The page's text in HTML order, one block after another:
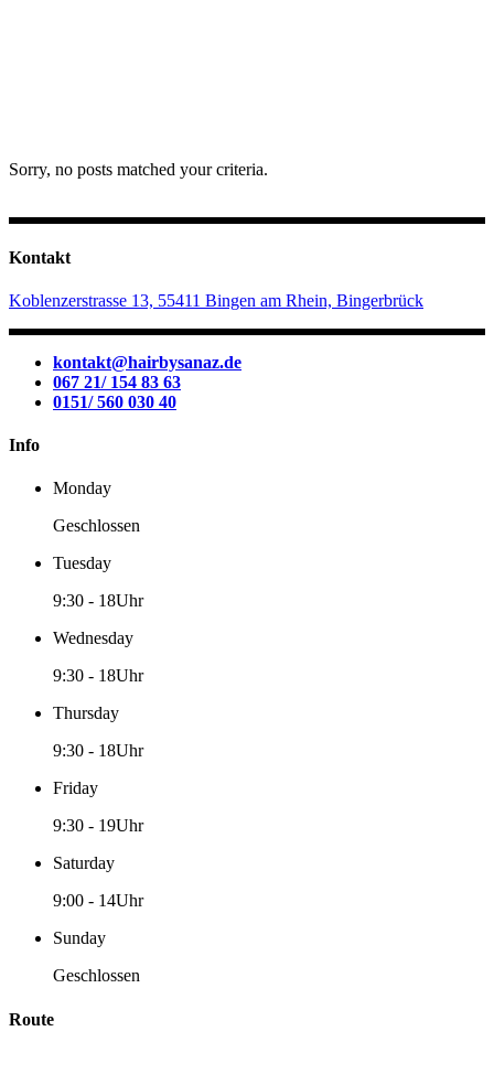
Sorry, no posts matched your criteria.
Kontakt
Koblenzerstrasse 13, 55411 Bingen am Rhein, Bingerbrück
kontakt@hairbysanaz.de
067 21/ 154 83 63
0151/ 560 030 40
Info
Monday
Geschlossen
Tuesday
9:30 - 18Uhr
Wednesday
9:30 - 18Uhr
Thursday
9:30 - 18Uhr
Friday
9:30 - 19Uhr
Saturday
9:00 - 14Uhr
Sunday
Geschlossen
Route